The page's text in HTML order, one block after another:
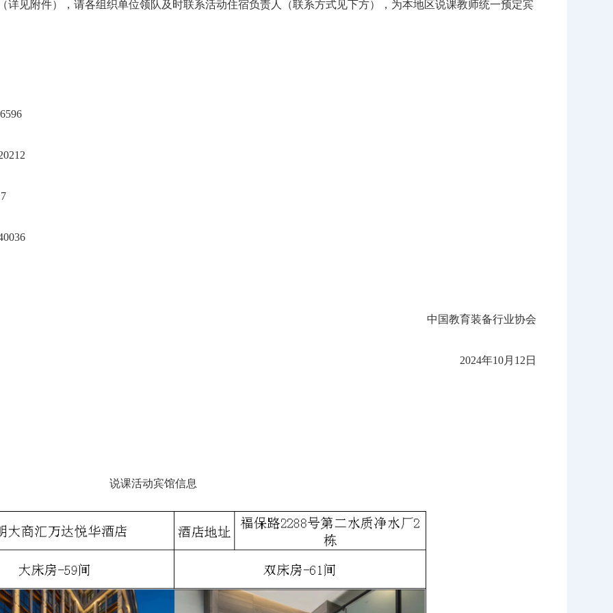
附件），请各组织单位领队及时联系活动住宿负责人（联系方式见下方），为本地区说课教师统一预定宾
中国教育装备行业协会
2024年10月12日
说课活动宾馆信息